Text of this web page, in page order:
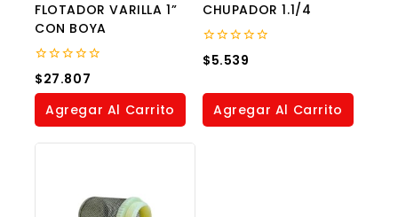
FLOTADOR VARILLA 1”
CON BOYA
0
out
of
$27.807
Agregar Al Carrito
CHUPADOR 1.1/4
0
out
5
$5.539
Agregar Al Carrito